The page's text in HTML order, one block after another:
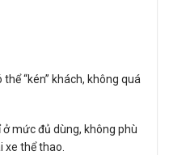
“kén” khách, không quá
ở mức đủ dùng, không phù
xe thể thao.